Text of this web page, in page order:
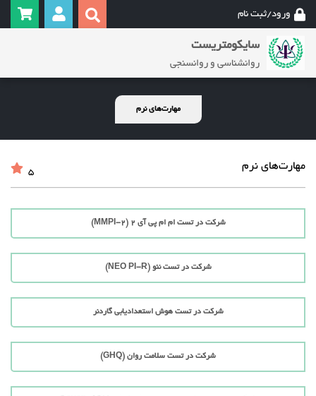
ورود/ثبت نام
سایکومتریست
روانشناسی و روانسنجی
مهارت‌های نرم
مهارت‌های نرم 5
شرکت در تست ام ام پی آی 2 (MMPI-2)
شرکت در تست نئو (NEO PI-R)
شرکت در تست هوش استعدادیابی گاردنر
شرکت در تست سلامت روان (GHQ)